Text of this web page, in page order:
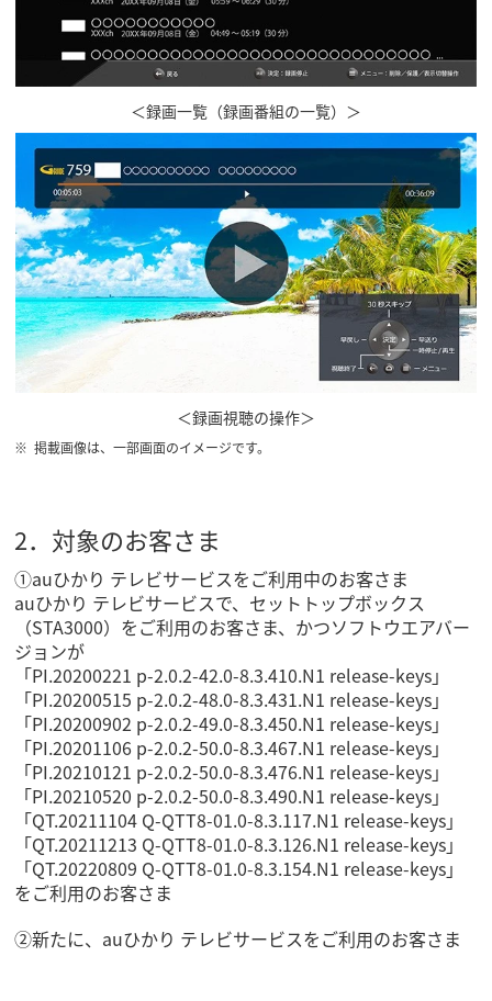
＜録画一覧（録画番組の一覧）＞
＜録画視聴の操作＞
掲載画像は、一部画面のイメージです。
2．対象のお客さま
①auひかり テレビサービスをご利用中のお客さま
auひかり テレビサービスで、セットトップボックス
（STA3000）をご利用のお客さま、かつソフトウエアバー
ジョンが
「PI.20200221 p-2.0.2-42.0-8.3.410.N1 release-keys」
「PI.20200515 p-2.0.2-48.0-8.3.431.N1 release-keys」
「PI.20200902 p-2.0.2-49.0-8.3.450.N1 release-keys」
「PI.20201106 p-2.0.2-50.0-8.3.467.N1 release-keys」
「PI.20210121 p-2.0.2-50.0-8.3.476.N1 release-keys」
「PI.20210520 p-2.0.2-50.0-8.3.490.N1 release-keys」
「QT.20211104 Q-QTT8-01.0-8.3.117.N1 release-keys」
「QT.20211213 Q-QTT8-01.0-8.3.126.N1 release-keys」
「QT.20220809 Q-QTT8-01.0-8.3.154.N1 release-keys」
をご利用のお客さま
②新たに、auひかり テレビサービスをご利用のお客さま